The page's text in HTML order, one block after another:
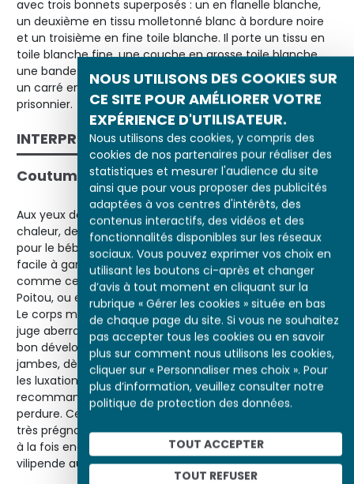
NOUS UTILISONS DES COOKIES SUR
CE SITE POUR AMÉLIORER VOTRE
EXPÉRIENCE D'UTILISATEUR.
Nous utilisons des cookies, y compris des
cookies de nos partenaires pour réaliser des
statistiques et mesurer l'audience du site
ainsi que pour vous proposer des publicités
adaptées à vos centres d'intérêts, des
contenus interactifs, des vidéos et des
fonctionnalités disponibles sur les réseaux
sociaux. Vous pouvez exprimer vos choix en
utilisant les boutons ci-après et changer
d’avis à tout moment en cliquant sur la
rubrique « Gérer les cookies » située en bas
de chaque page du site. Si vous ne souhaitez
pas accepter tous les cookies ou en savoir
plus sur comment nous utilisons les cookies,
cliquer sur « Personnaliser mes choix ». Pour
plus d’information, veuillez consulter notre
politique de protection des données.
TOUT ACCEPTER
TOUT REFUSER
avec trois bonnets superposés : un en flanelle blanche,
un deuxième en tissu molletonné blanc à bordure noire
et un troisième en fine toile blanche. Il porte un tissu en
toile blanche fine, une couche en grosse toile blanche,
une bande de tissu molletonné pour tenir l’ensemble et
un carré en lainage kaki. Tout son corps est maintenu
prisonnier.
INTERPRÉTATION
Coutumesversusmédecins
Aux yeux des mères, l’emmaillotement est garant de
chaleur, de protection, et assure une pression rassurante
pour le bébé. Il a d’autres fins : ainsi entravé, le bébé est
facile à garder pour peu qu’il soit accroché à un clou,
comme cela se pratiquait dans certaines régions du
Poitou, ou encore suspendu dans un sac au Pays basque.
Le corps médical s’insurge contre cette coutume qu’il
juge aberrante, barbare et malsaine. Elle est contraire au
bon développement musculaire, et l’immobilisation des
jambes, dès la naissance et des heures durant, aggrave
les luxations congénitales des hanches. Malgré les
recommandations des médecins, l’emmaillotement
perdure. Cette pratique se trouve au sein d’un paradoxe
très prégnant dans la société française du XIX siècle, qui
à la fois encense les mœurs et coutumes locales, et les
vilipende au nom du nécessaire progrès national.